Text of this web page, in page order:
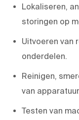
Lokaliseren,
storingen op
Uitvoeren van
onderdelen.
Reinigen,
van
Testen van